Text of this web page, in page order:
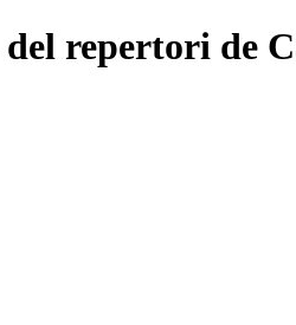
repertori de